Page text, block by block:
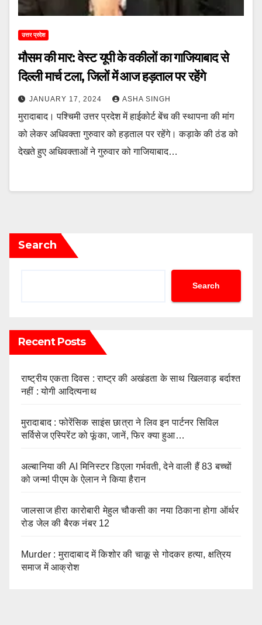
उत्तर प्रदेश
मौसम की मार: वेस्ट यूपी के वकीलों का गाजियाबाद से
दिल्ली मार्च टला, जिलों में आज हड़ताल पर रहेंगे
JANUARY 17, 2024 ASHA SINGH
मुरादाबाद। पश्चिमी उत्तर प्रदेश में हाईकोर्ट बेंच की स्थापना की मांग
को लेकर अधिवक्ता गुरुवार को हड़ताल पर रहेंगे। कड़ाके की ठंड को
देखते हुए अधिवक्ताओं ने गुरुवार को गाजियाबाद…
Search
Search
Recent Posts
राष्ट्रीय एकता दिवस : राष्ट्र की अखंडता के साथ खिलवाड़ बर्दाश्त
नहीं : योगी आदित्यनाथ
मुरादाबाद : फोरेंसिक साइंस छात्रा ने लिव इन पार्टनर सिविल
सर्विसेज एस्पिरेंट को फूंका, जानें, फिर क्या हुआ…
अल्बानिया की AI मिनिस्‍टर डिएला गर्भवती, देने वाली हैं 83 बच्चों
को जन्‍म! पीएम के ऐलान ने किया हैरान
जालसाज हीरा कारोबारी मेहुल चौकसी का नया ठिकाना होगा ऑर्थर
रोड जेल की बैरक नंबर 12
Murder : मुरादाबाद में किशोर की चाकू से गोदकर हत्या, क्षत्रिय
समाज में आक्रोश